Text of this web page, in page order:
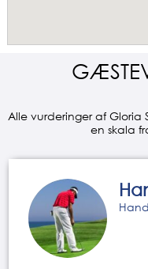
Alle vurderinger af Gloria
en skala